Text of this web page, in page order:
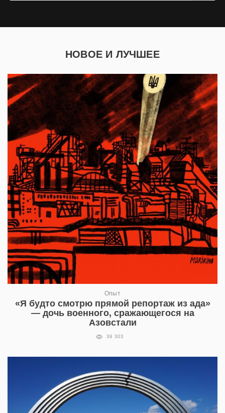
НОВОЕ И ЛУЧШЕЕ
Опыт
«Я будто смотрю прямой репортаж из ада»
— дочь военного, сражающегося на
Азовстали
39 303